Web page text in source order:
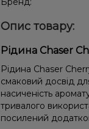
Опис товару:
Рідина Chaser
Рідина Chaser
смаковий досвід
насиченість
тривалого
посилений